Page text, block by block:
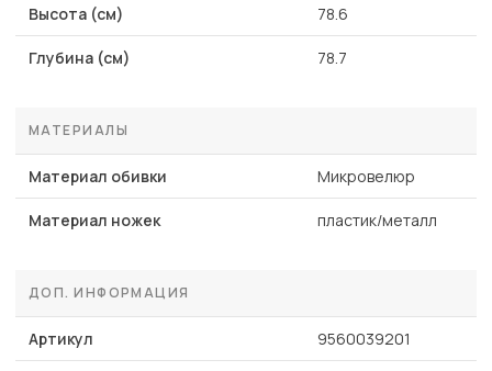
Высота (см) 78.6
Глубина (см) 78.7
МАТЕРИАЛЫ
Материал обивки Микровелюр
Материал ножек пластик/металл
ДОП. ИНФОРМАЦИЯ
Артикул 9560039201